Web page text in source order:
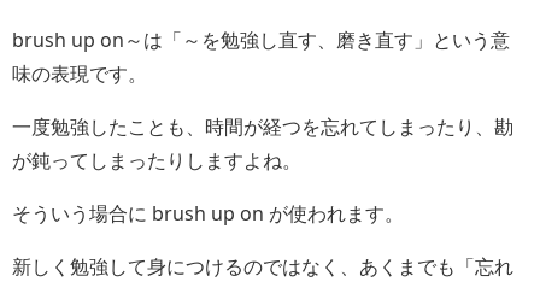
brush up on～は「～を勉強し直す、磨き直す」という意
味の表現です。
一度勉強したことも、時間が経つを忘れてしまったり、勘
が鈍ってしまったりしますよね。
そういう場合に brush up on が使われます。
新しく勉強して身につけるのではなく、あくまでも「忘れ